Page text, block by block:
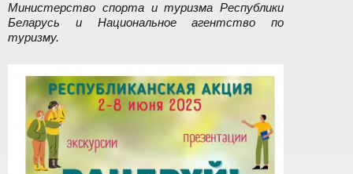
Министерство спорта и туризма Республики
Беларусь и Национальное агентство по
туризму.